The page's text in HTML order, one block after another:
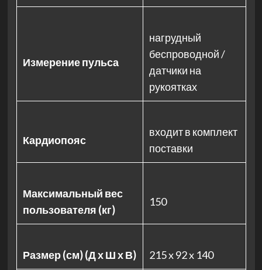
Измерение пульса
нагрудный
беспроводной /
датчики на
рукоятках
Кардиопояс
входит в комплект
поставки
Максимальный вес
пользователя (кг)
150
Размер (см) (Д х Ш х В) 215 x 92 x 140